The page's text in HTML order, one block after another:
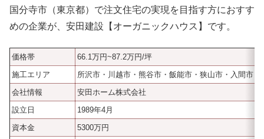
国分寺市（東京都）で注文住宅の実現を目指す方におすす
めの企業が、安田建設【オーガニックハウス】です。
価格帯
66.1万円~87.2万円/坪
施工エリア
所沢市・川越市・熊谷市・飯能市・狭山市・入間市
会社情報
安田ホーム株式会社
設立日
1989年4月
資本金
5300万円